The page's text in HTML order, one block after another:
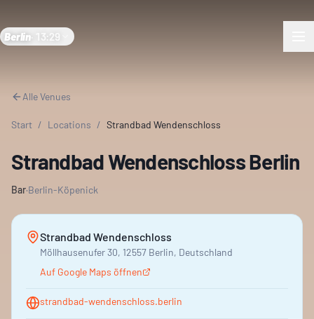
Berlin 13:29
Alle Venues
Start / Locations / Strandbad Wendenschloss
Strandbad Wendenschloss Berlin
Bar·Berlin-Köpenick
Strandbad Wendenschloss
Möllhausenufer 30, 12557 Berlin, Deutschland
Auf Google Maps öffnen
strandbad-wendenschloss.berlin